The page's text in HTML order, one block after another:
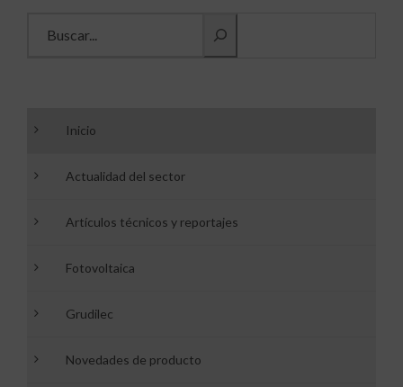
Inicio
Actualidad del sector
Artículos técnicos y reportajes
Fotovoltaica
Grudilec
Novedades de producto